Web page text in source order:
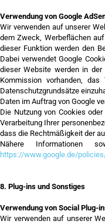
Verwendung von Google
Wir verwenden auf unserer
dem Zweck, Werbeflächen
dieser Funktion werden den
Dabei verwendet Google
dieser Website werden in der
Kommission vorhanden,
Datenschutzgrundsätze
Daten im Auftrag von Google
Die Nutzung von Cookies
Verarbeitung Ihrer
dass die Rechtmäßigkeit der
Nähere Informationen
https://www.google.de/
8. Plug-ins und Sonstiges
Verwendung von Social Plug-
Wir verwenden auf unserer